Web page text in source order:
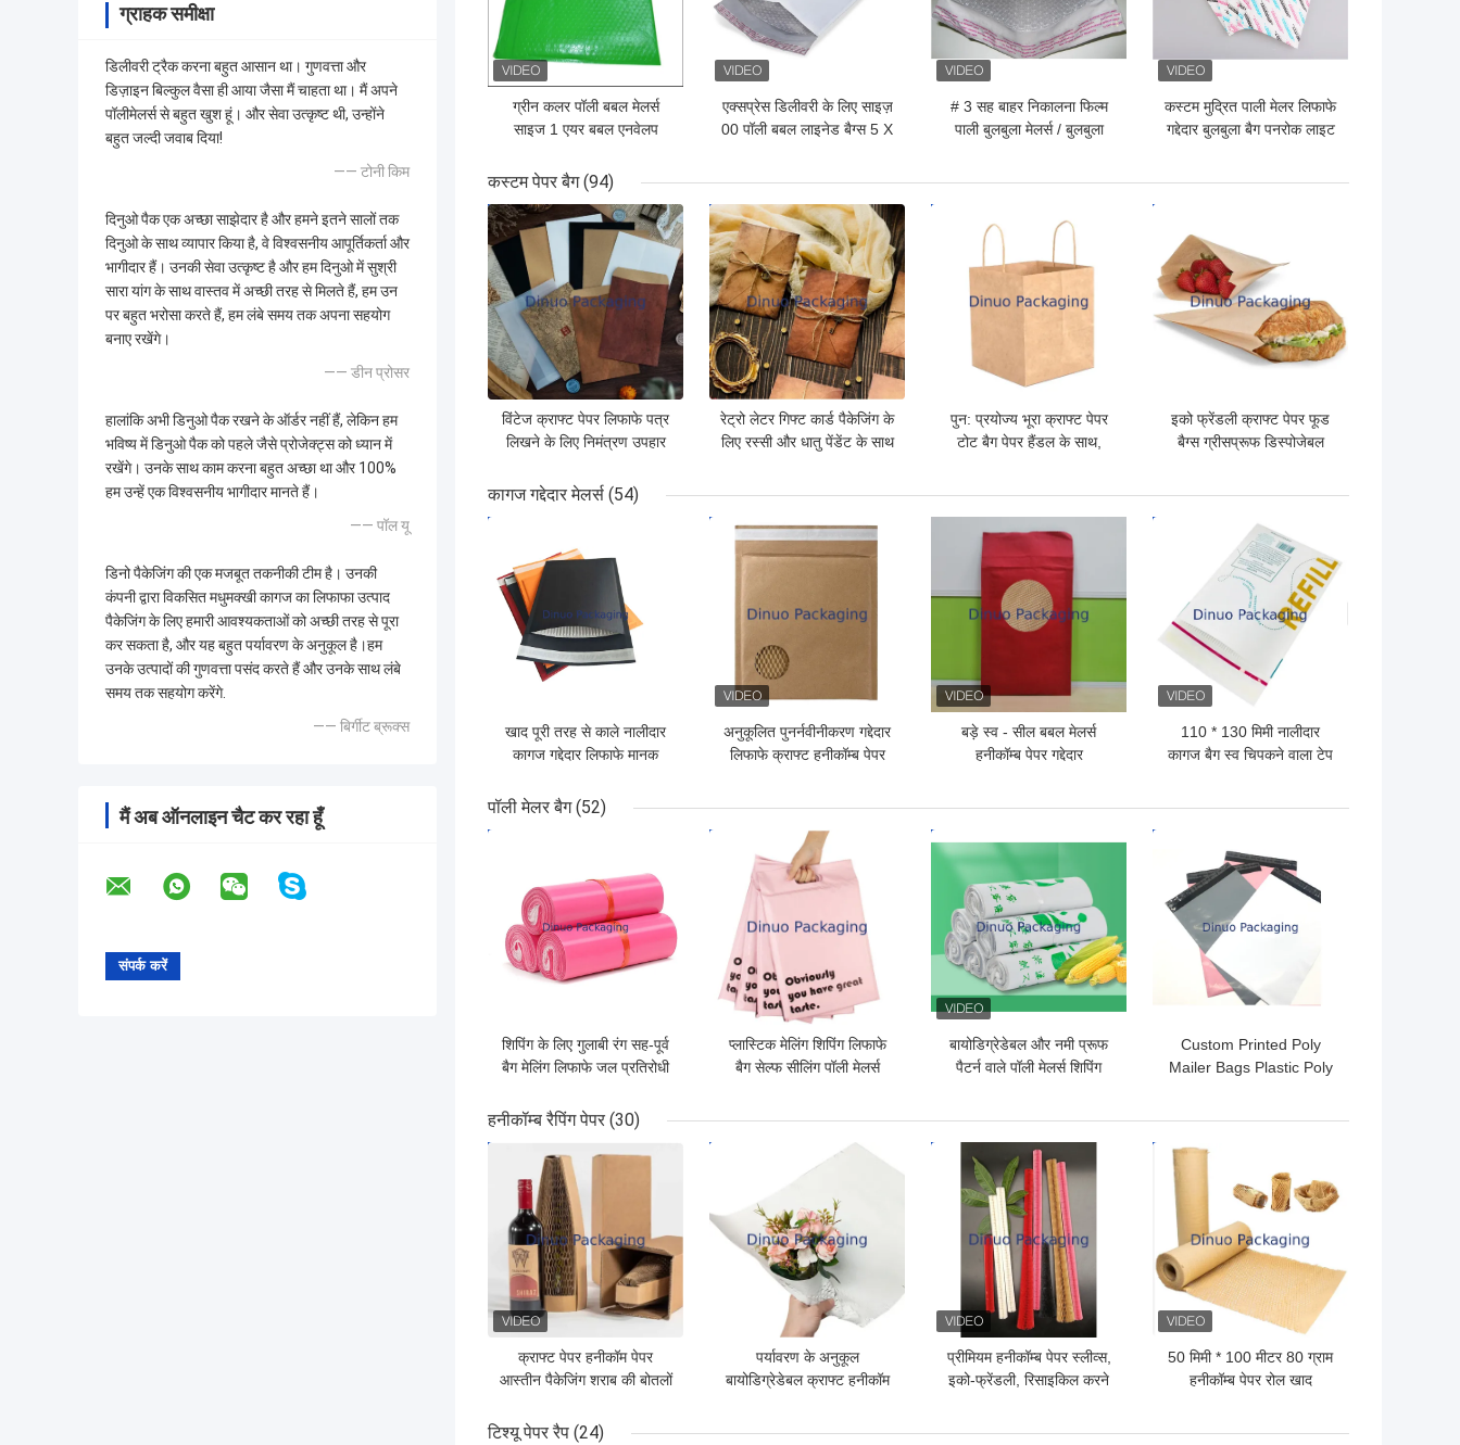
ग्राहक समीक्षा
डिलीवरी ट्रैक करना बहुत आसान था। गुणवत्ता और
डिज़ाइन बिल्कुल वैसा ही आया जैसा मैं चाहता था। मैं अपने
पॉलीमेलर्स से बहुत खुश हूं। और सेवा उत्कृष्ट थी, उन्होंने
बहुत जल्दी जवाब दिया!
—— टोनी किम
दिनुओ पैक एक अच्छा साझेदार है और हमने इतने सालों तक
दिनुओ के साथ व्यापार किया है, वे विश्वसनीय आपूर्तिकर्ता और
भागीदार हैं। उनकी सेवा उत्कृष्ट है और हम दिनुओ में सुश्री
सारा यांग के साथ वास्तव में अच्छी तरह से मिलते हैं, हम उन
पर बहुत भरोसा करते हैं, हम लंबे समय तक अपना सहयोग
बनाए रखेंगे।
—— डीन प्रोसर
हालांकि अभी डिनुओ पैक रखने के ऑर्डर नहीं हैं, लेकिन हम
भविष्य में डिनुओ पैक को पहले जैसे प्रोजेक्ट्स को ध्यान में
रखेंगे। उनके साथ काम करना बहुत अच्छा था और 100%
हम उन्हें एक विश्वसनीय भागीदार मानते हैं।
—— पॉल यू
डिनो पैकेजिंग की एक मजबूत तकनीकी टीम है। उनकी
कंपनी द्वारा विकसित मधुमक्खी कागज का लिफाफा उत्पाद
पैकेजिंग के लिए हमारी आवश्यकताओं को अच्छी तरह से पूरा
कर सकता है, और यह बहुत पर्यावरण के अनुकूल है।हम
उनके उत्पादों की गुणवत्ता पसंद करते हैं और उनके साथ लंबे
समय तक सहयोग करेंगे.
—— बिर्गीट ब्रूक्स
मैं अब ऑनलाइन चैट कर रहा हूँ
ग्रीन कलर पॉली बबल मेलर्स
साइज 1 एयर बबल एनवेलप
एक्सप्रेस डिलीवरी के लिए साइज़
00 पॉली बबल लाइनेड बैग्स 5 X
# 3 सह बाहर निकालना फिल्म
पाली बुलबुला मेलर्स / बुलबुला
कस्टम मुद्रित पाली मेलर लिफाफे
गद्देदार बुलबुला बैग पनरोक लाइट
कस्टम पेपर बैग (94)
विंटेज क्राफ्ट पेपर लिफाफे पत्र
लिखने के लिए निमंत्रण उपहार
सबसे अच्छी कीमत
रेट्रो लेटर गिफ्ट कार्ड पैकेजिंग के
लिए रस्सी और धातु पेंडेंट के साथ
सबसे अच्छी कीमत
पुन: प्रयोज्य भूरा क्राफ्ट पेपर
टोट बैग पेपर हैंडल के साथ,
इको फ्रेंडली क्राफ्ट पेपर फूड
बैग्स ग्रीसप्रूफ डिस्पोजेबल
कागज गद्देदार मेलर्स (54)
खाद पूरी तरह से काले नालीदार
कागज गद्देदार लिफाफे मानक
अनुकूलित पुनर्नवीनीकरण गद्देदार
लिफाफे क्राफ्ट हनीकॉम्ब पेपर
सबसे अच्छी कीमत
बड़े स्व - सील बबल मेलर्स
हनीकॉम्ब पेपर गद्देदार
सबसे अच्छी कीमत
110 * 130 मिमी नालीदार
कागज बैग स्व चिपकने वाला टेप
सबसे अच्छी कीमत
पॉली मेलर बैग (52)
शिपिंग के लिए गुलाबी रंग सह-पूर्व
बैग मेलिंग लिफाफे जल प्रतिरोधी
प्लास्टिक मेलिंग शिपिंग लिफाफे
बैग सेल्फ सीलिंग पॉली मेलर्स
सबसे अच्छी कीमत
बायोडिग्रेडेबल और नमी प्रूफ
पैटर्न वाले पॉली मेलर्स शिपिंग
सबसे अच्छी कीमत
Custom Printed Poly
Mailer Bags Plastic Poly
हनीकॉम्ब रैपिंग पेपर (30)
क्राफ्ट पेपर हनीकॉम पेपर
आस्तीन पैकेजिंग शराब की बोतलों
अनुकूल पैकेजिंग
सबसे अच्छी कीमत
पर्यावरण के अनुकूल
बायोडिग्रेडेबल क्राफ्ट हनीकॉम
प्रीमियम हनीकॉम्ब पेपर स्लीव्स,
इको-फ्रेंडली, रिसाइकिल करने
सबसे अच्छी कीमत
50 मिमी * 100 मीटर 80 ग्राम
हनीकॉम्ब पेपर रोल खाद
सबसे अच्छी कीमत
टिश्यू पेपर रैप (24)